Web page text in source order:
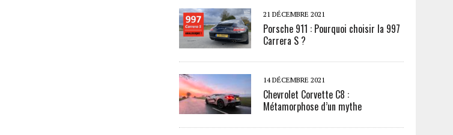
21 DÉCEMBRE 2021
Porsche 911 : Pourquoi choisir la 997
Carrera S ?
14 DÉCEMBRE 2021
Chevrolet Corvette C8 :
Métamorphose d’un mythe